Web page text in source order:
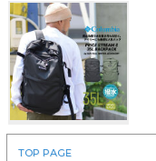
NEW ERA(ニューエラ)
TOP PAGE